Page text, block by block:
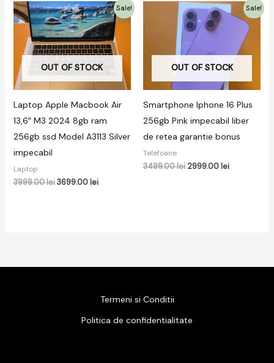
Sale!
OUT OF STOCK
Laptop Apple Macbook Air
13,6″ M3 2024 8gb ram
256gb ssd Model A3113 Silver
impecabil
Laptop
3999.00lei
Prețul
inițial
a
fost:
3999.00 lei.
3699.00 lei
Prețul
curent
este:
3699.00 lei.
Sale!
OUT OF STOCK
Smartphone Iphone 16 Plus
256gb Pink impecabil liber
de retea garantie bonus
Telefoane
3499.00lei
Prețul
inițial
a
fost:
3499.00 lei.
2999.00 lei
Prețul
curent
este:
2999.00 lei.
Termeni si Conditii
Politica de confidentialitate